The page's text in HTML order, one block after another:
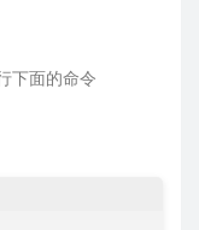
下面的命令